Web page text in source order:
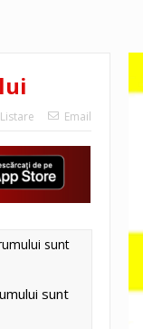
Listare Email
sunt